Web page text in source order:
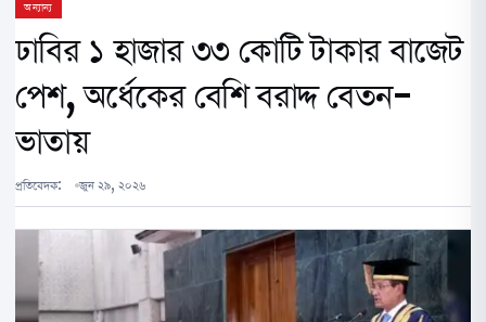
অন্যান্য
ঢাবির ১ হাজার ৩৩ কোটি টাকার বাজেট
পেশ, অর্ধেকের বেশি বরাদ্দ বেতন-
ভাতায়
প্রতিবেদক: জুন ২৯, ২০২৬